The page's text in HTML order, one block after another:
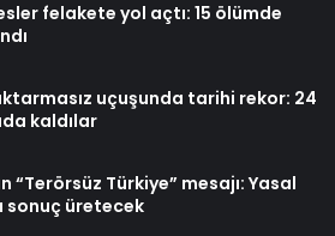
felakete yol açtı: 15 ölümde
uçuşunda tarihi rekor: 24
kaldılar
“Terörsüz Türkiye” mesajı: Yasal
sonuç üretecek